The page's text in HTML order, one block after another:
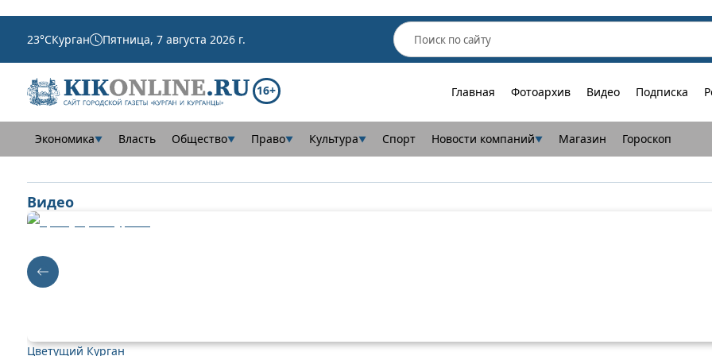
23°CКурган Пятница, 7 августа 2026 г.
16+ Главная Фотоархив Видео Подписка
Экономика▼ Власть Общество▼ Право▼ Культура▼ Спорт Новости компаний▼ Магазин Гороскоп
Видео
Цветущий Курган